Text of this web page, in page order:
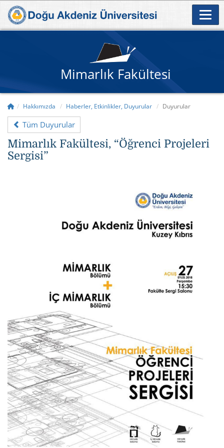
Mimarlık Fakültesi
Hakkımızda Haberler, Etkinlikler, Duyurular Duyurular
Tüm Duyurular
Mimarlık Fakültesi, “Öğrenci Projeleri
Sergisi”